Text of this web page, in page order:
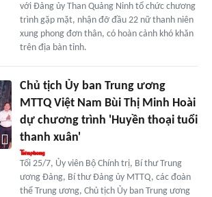
với Đảng ủy Than Quảng Ninh tổ chức chương
trình gặp mặt, nhận đỡ đầu 22 nữ thanh niên
xung phong đơn thân, có hoàn cảnh khó khăn
trên địa bàn tỉnh.
Chủ tịch Ủy ban Trung ương
MTTQ Việt Nam Bùi Thị Minh Hoài
dự chương trình 'Huyền thoại tuổi
thanh xuân'
Tối 25/7, Ủy viên Bộ Chính trị, Bí thư Trung
ương Đảng, Bí thư Đảng ủy MTTQ, các đoàn
thể Trung ương, Chủ tịch Ủy ban Trung ương